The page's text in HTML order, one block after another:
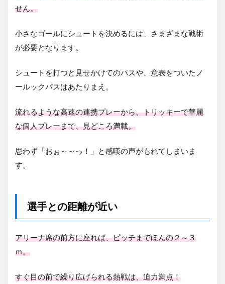
せん。
小さなゴールにシュートを決めるには、さまざまな戦術
が必要となります。
シュートを打つと見せかけてのパスや、意表をついたノ
ールックパスはあたりまえ。
流れるような高速の連携プレーから、トリッキーで華麗
な個人プレーまで、見どころ満載。
思わず「おぉ～～っ！」と感嘆の声がもれてしまいま
す。
選手との距離が近い
アリーナ席の前方に座れば、ピッチまでほんの２～３
ｍ。
すぐ目の前で繰り広げられる熱戦は、迫力満点！